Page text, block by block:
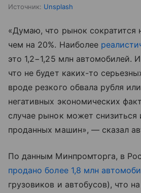
Источник: Unsplash
«Думаю, что рынок сократится
чем на 20%. Наиболее
это 1,2−1,25 млн автомобилей.
что не будет каких-то
вроде резкого обвала рубля
негативных экономических
случае рынок может снизиться
проданных машин», — сказал
По данным Минпромторга, в
продано более 1,8 млн
грузовиков и автобусов), что